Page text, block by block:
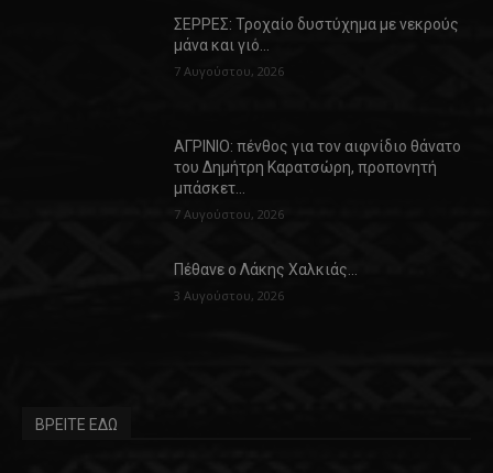
ΣΕΡΡΕΣ: Τροχαίο δυστύχημα με νεκρούς
μάνα και γιό…
7 Αυγούστου, 2026
ΑΓΡΙΝΙΟ: πένθος για τον αιφνίδιο θάνατο
του Δημήτρη Καρατσώρη, προπονητή
μπάσκετ…
7 Αυγούστου, 2026
Πέθανε ο Λάκης Χαλκιάς…
3 Αυγούστου, 2026
ΒΡΕΙΤΕ ΕΔΩ